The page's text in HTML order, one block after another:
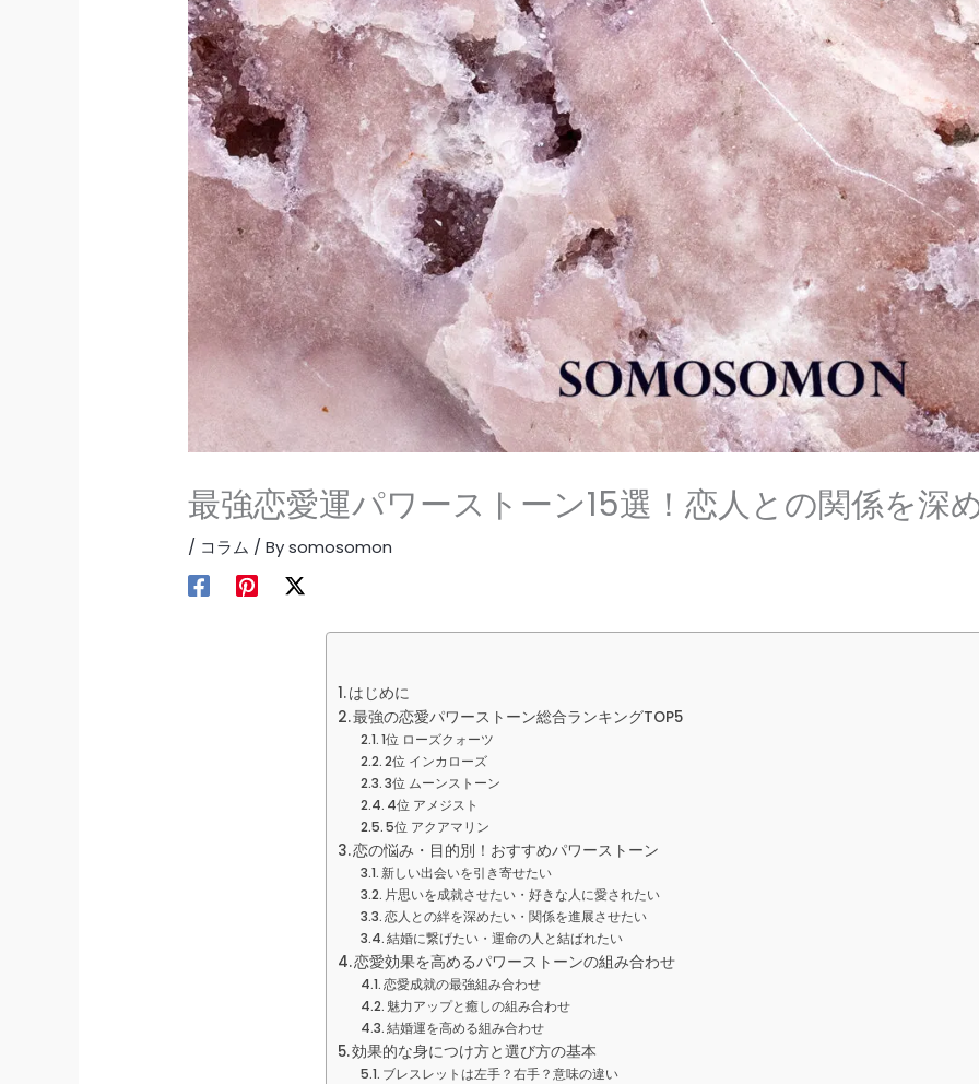
最強恋愛運パワーストーン15選！恋人との関係を深
/ コラム / Bysomosomon
はじめに
最強の恋愛パワーストーン総合ランキングTOP5
1位 ローズクォーツ
2位 インカローズ
3位 ムーンストーン
4位 アメジスト
5位 アクアマリン
恋の悩み・目的別！おすすめパワーストーン
新しい出会いを引き寄せたい
片思いを成就させたい・好きな人に愛されたい
恋人との絆を深めたい・関係を進展させたい
結婚に繋げたい・運命の人と結ばれたい
恋愛効果を高めるパワーストーンの組み合わせ
恋愛成就の最強組み合わせ
魅力アップと癒しの組み合わせ
結婚運を高める組み合わせ
効果的な身につけ方と選び方の基本
ブレスレットは左手？右手？意味の違い